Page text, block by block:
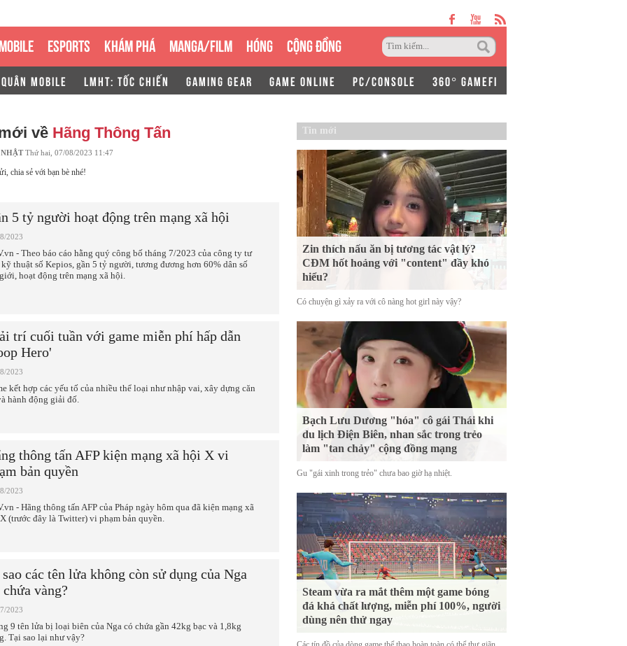
ESPORTS KHÁM PHÁ MANGA/FILM HÓNG CỘNG ĐỒNG
MOBILE LMHT: TỐC CHIẾN GAMING GEAR GAME ONLINE PC/CONSOLE 360° GAMEFI
về Hãng Thông Tấn
NHẬTThứ hai, 07/08/2023 11:47
chia sẻ với bạn bè nhé!
5 tỷ người hoạt động trên mạng xã hội
2023
- Theo báo cáo hằng quý công bố tháng 7/2023 của công ty tư
thuật số Kepios, gần 5 tỷ người, tương đương hơn 60% dân số
hoạt động trên mạng xã hội.
trí cuối tuần với game miễn phí hấp dẫn
Hero'
2023
kết hợp các yếu tố của nhiều thể loại như nhập vai, xây dựng căn
hành động giải đố.
thông tấn AFP kiện mạng xã hội X vi
bản quyền
2023
- Hãng thông tấn AFP của Pháp ngày hôm qua đã kiện mạng xã
(trước đây là Twitter) vi phạm bản quyền.
các tên lửa không còn sử dụng của Nga
vàng?
2023
9 tên lửa bị loại biên của Nga có chứa gần 42kg bạc và 1,8kg
Tại sao lại như vậy?
Tin mới
Zin thích nấu ăn bị tương tác vật lý?
CĐM hốt hoảng với "content" đầy khó
hiểu?
Có chuyện gì xảy ra với cô nàng hot girl này vậy?
Bạch Lưu Dương "hóa" cô gái Thái khi
du lịch Điện Biên, nhan sắc trong trẻo
làm "tan chảy" cộng đồng mạng
Gu "gái xinh trong trẻo" chưa bao giờ hạ nhiệt.
Steam vừa ra mắt thêm một game bóng
đá khá chất lượng, miễn phí 100%, người
dùng nên thử ngay